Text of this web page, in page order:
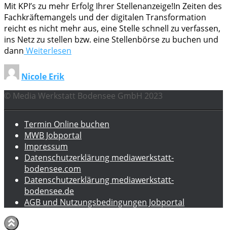
Mit KPI’s zu mehr Erfolg Ihrer Stellenanzeige!In Zeiten des
Fachkräftemangels und der digitalen Transformation
reicht es nicht mehr aus, eine Stelle schnell zu verfassen,
ins Netz zu stellen bzw. eine Stellenbörse zu buchen und
dann Weiterlesen
Nicole Erik
© Media Werkstatt Bodensee GmbH 2023
Termin Online buchen
MWB Jobportal
Impressum
Datenschutzerklärung mediawerkstatt-
bodensee.com
Datenschutzerklärung mediawerkstatt-
bodensee.de
AGB und Nutzungsbedingungen Jobportal